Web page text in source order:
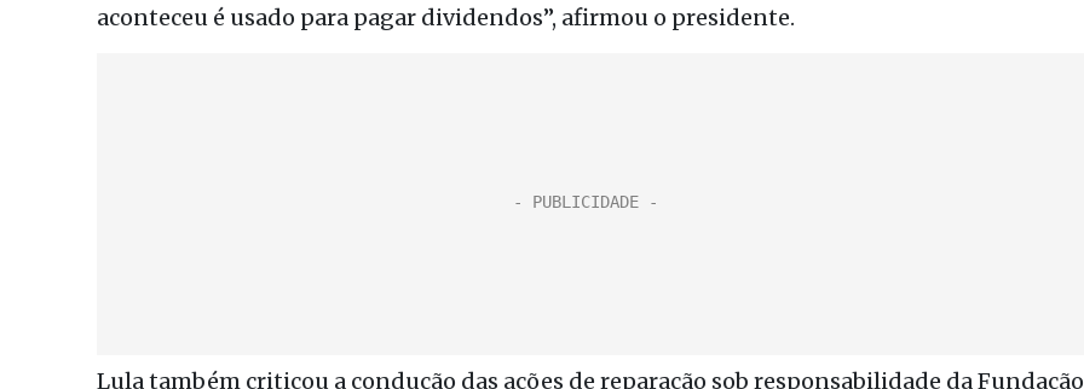
aconteceu é usado para pagar dividendos”, afirmou o presidente.
Lula também criticou a condução das ações de reparação sob responsabilidade da Fundação